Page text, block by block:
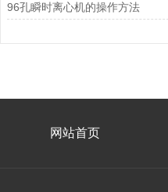
96孔瞬时离心机的操作方法
网站首页